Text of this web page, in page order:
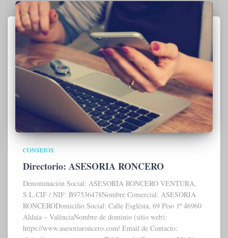
CONSEJOS
Directorio: ASESORIA RONCERO
Denominación Social: ASESORIA RONCERO VENTURA,
S.L.CIF / NIF: B97536478Nombre Comercial: ASESORIA
RONCERODomicilio Social: Calle Església, 69 Piso 1º 46960
Aldaia – ValènciaNombre de dominio (sitio web):
https://www.asesoriaroncero.com/ Email de Contacto: